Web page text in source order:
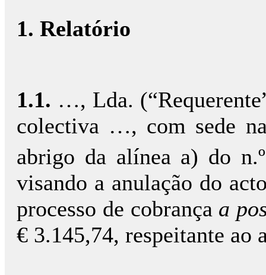
1. Relatório
1.1. …, Lda.
colectiva …, com sede
abrigo da alínea a) do
visando a anulação do
processo de cobrança a
€ 3.145,74, respeitante ao